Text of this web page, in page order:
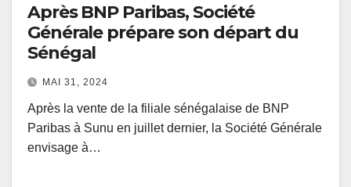
Après BNP Paribas, Société
Générale prépare son départ du
Sénégal
MAI 31, 2024
Après la vente de la filiale sénégalaise de BNP
Paribas à Sunu en juillet dernier, la Société Générale
envisage à…